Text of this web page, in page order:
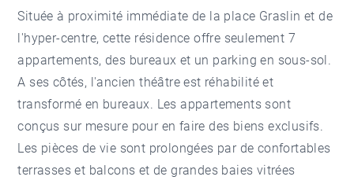
Située à proximité immédiate de la place Graslin et de
l'hyper-centre, cette résidence offre seulement 7
appartements, des bureaux et un parking en sous-sol.
A ses côtés, l'ancien théâtre est réhabilité et
transformé en bureaux. Les appartements sont
conçus sur mesure pour en faire des biens exclusifs.
Les pièces de vie sont prolongées par de confortables
terrasses et balcons et de grandes baies vitrées